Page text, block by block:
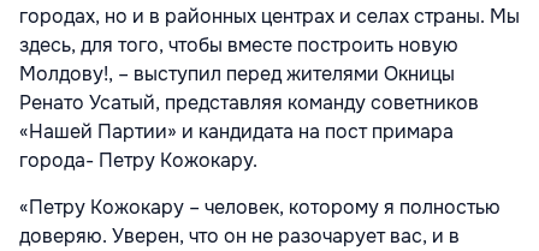
городах, но и в районных центрах и селах страны. Мы
здесь, для того, чтобы вместе построить новую
Молдову!, – выступил перед жителями Окницы
Ренато Усатый, представляя команду советников
«Нашей Партии» и кандидата на пост примара
города- Петру Кожокару.
«Петру Кожокару – человек, которому я полностью
доверяю. Уверен, что он не разочарует вас, и в